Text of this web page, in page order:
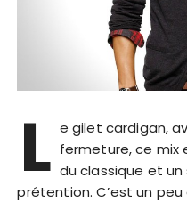
L e gilet cardigan,
fermeture, ce mix
du classique et
prétention. C’est un